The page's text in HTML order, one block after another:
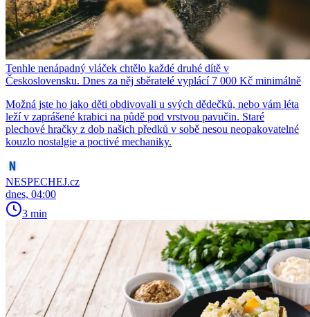
Tenhle nenápadný vláček chtělo každé druhé dítě v
Československu. Dnes za něj sběratelé vyplácí 7 000 Kč minimálně
Možná jste ho jako děti obdivovali u svých dědečků, nebo vám léta
leží v zaprášené krabici na půdě pod vrstvou pavučin. Staré
plechové hračky z dob našich předků v sobě nesou neopakovatelné
kouzlo nostalgie a poctivé mechaniky.
NESPECHEJ.cz
dnes, 04:00
3 min